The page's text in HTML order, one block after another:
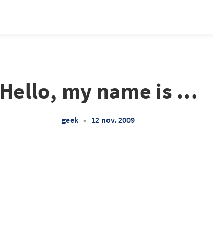
Hello, my name is ...
geek • 12 nov. 2009